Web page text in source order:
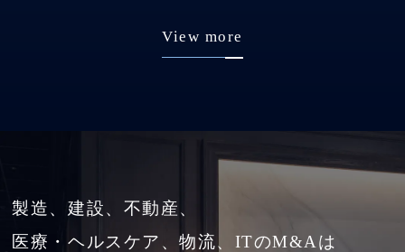
View more
製造、建設、不動産、
医療・ヘルスケア、物流、ITのM&Aは